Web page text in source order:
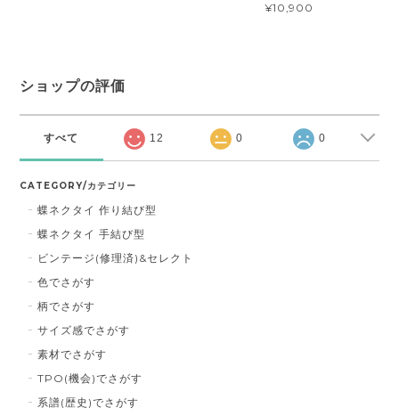
¥10,900
ショップの評価
すべて 12 0 0
CATEGORY/カテゴリー
蝶ネクタイ 作り結び型
蝶ネクタイ 手結び型
ビンテージ(修理済)&セレクト
色でさがす
柄でさがす
サイズ感でさがす
素材でさがす
TPO(機会)でさがす
系譜(歴史)でさがす